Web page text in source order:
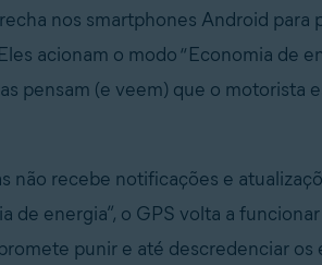
nos smartphones Android para
acionam o modo “Economia de
pensam (e veem) que o motorista
não recebe notificações e
de energia”, o GPS volta a
punir e até descredenciar os